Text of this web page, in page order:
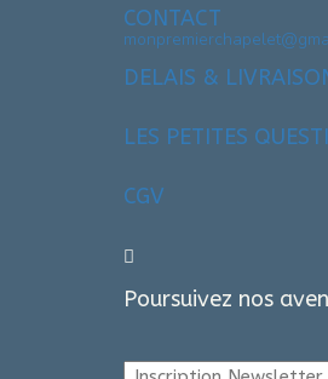
CONTACT
DELAIS &
LES PETITES
CGV
Poursuivez nos